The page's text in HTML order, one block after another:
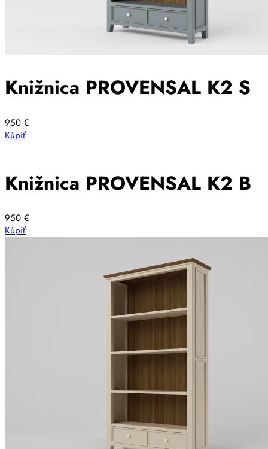
Knižnica PROVENSAL K2 S
950 €
Kúpiť
Knižnica PROVENSAL K2 B
950 €
Kúpiť